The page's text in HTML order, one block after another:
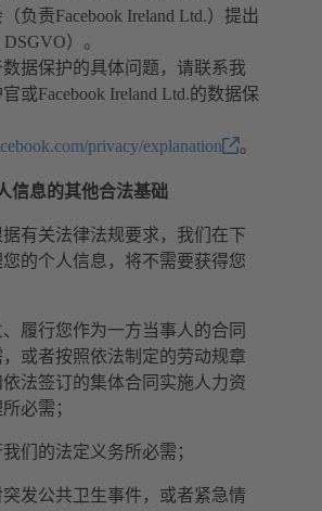
负责Facebook Ireland Ltd.）提出
）。
据保护的具体问题，请联系我
或Facebook Ireland Ltd.的数据保
privacy/explanation
。
信息的其他合法基础
有关法律法规要求，我们在下
的个人信息，将不需要获得您
履行您作为一方当事人的合同
，或者按照依法制定的劳动规章
依法签订的集体合同实施人力资
必需；
们的法定义务所必需；
突发公共卫生事件，或者紧急情